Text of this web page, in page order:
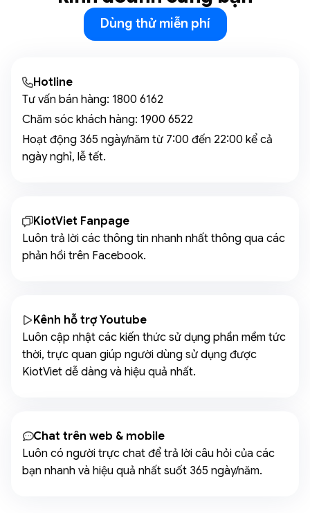
Dùng thử miễn phí
Hotline
Tư vấn bán hàng: 1800 6162
Chăm sóc khách hàng: 1900 6522
Hoạt động 365 ngày/năm từ 7:00 đến 22:00 kể cả
ngày nghỉ, lễ tết.
KiotViet Fanpage
Luôn trả lời các thông tin nhanh nhất thông qua các
phản hồi trên Facebook.
Kênh hỗ trợ Youtube
Luôn cập nhật các kiến thức sử dụng phần mềm tức
thời, trực quan giúp người dùng sử dụng được
KiotViet dễ dàng và hiệu quả nhất.
Chat trên web & mobile
Luôn có người trực chat để trả lời câu hỏi của các
bạn nhanh và hiệu quả nhất suốt 365 ngày/năm.